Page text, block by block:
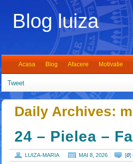
Blog luiza
Acasa Blog Afacere Motivatie
Tweet
Daily Archives:
24 – Pielea –
LUIZA-MARIA MAI 8, 2026 [0]